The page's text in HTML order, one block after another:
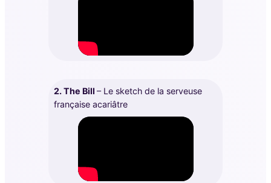
2. The Bill – Le sketch de la serveuse
française acariâtre